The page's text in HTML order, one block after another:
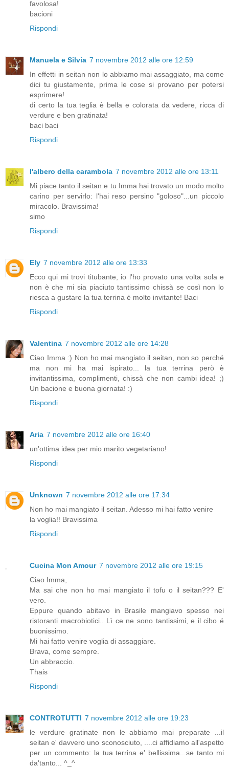
favolosa!
bacioni
Rispondi
Manuela e Silvia 7 novembre 2012 alle ore 12:59
In effetti in seitan non lo abbiamo mai assaggiato, ma come
dici tu giustamente, prima le cose si provano per potersi
esprimere!
di certo la tua teglia è bella e colorata da vedere, ricca di
verdure e ben gratinata!
baci baci
Rispondi
l'albero della carambola 7 novembre 2012 alle ore 13:11
Mi piace tanto il seitan e tu Imma hai trovato un modo molto
carino per servirlo: l'hai reso persino "goloso"...un piccolo
miracolo. Bravissima!
simo
Rispondi
Ely 7 novembre 2012 alle ore 13:33
Ecco qui mi trovi titubante, io l'ho provato una volta sola e
non è che mi sia piaciuto tantissimo chissà se così non lo
riesca a gustare la tua terrina è molto invitante! Baci
Rispondi
Valentina 7 novembre 2012 alle ore 14:28
Ciao Imma :) Non ho mai mangiato il seitan, non so perché
ma non mi ha mai ispirato... la tua terrina però è
invitantissima, complimenti, chissà che non cambi idea! ;)
Un bacione e buona giornata! :)
Rispondi
Aria 7 novembre 2012 alle ore 16:40
un'ottima idea per mio marito vegetariano!
Rispondi
Unknown 7 novembre 2012 alle ore 17:34
Non ho mai mangiato il seitan. Adesso mi hai fatto venire
la voglia!! Bravissima
Rispondi
Cucina Mon Amour 7 novembre 2012 alle ore 19:15
Ciao Imma,
Ma sai che non ho mai mangiato il tofu o il seitan??? E'
vero.
Eppure quando abitavo in Brasile mangiavo spesso nei
ristoranti macrobiotici.. Lì ce ne sono tantissimi, e il cibo é
buonissimo.
Mi hai fatto venire voglia di assaggiare.
Brava, come sempre.
Un abbraccio.
Thais
Rispondi
CONTROTUTTI 7 novembre 2012 alle ore 19:23
le verdure gratinate non le abbiamo mai preparate ...il
seitan e' davvero uno sconosciuto, ....ci affidiamo all'aspetto
per un commento: la tua terrina e' bellissima...se tanto mi
da'tanto... ^_^